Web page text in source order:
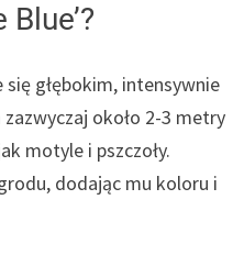
głębokim, intensywnie
około 2-3 metry
motyle i pszczoły.
dodając mu koloru i